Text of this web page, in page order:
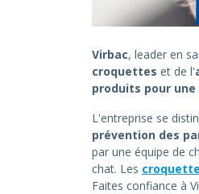
Virbac, leader en
croquettes et de l'
produits pour
L'entreprise se
prévention des
par une équipe de
chat. Les
Faites confiance à